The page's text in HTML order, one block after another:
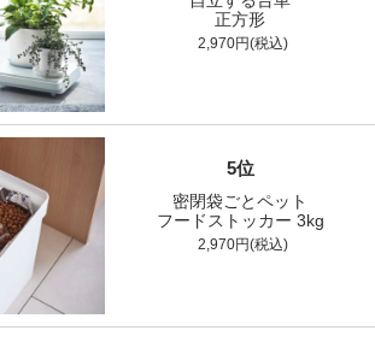
正方形
2,970円(税込)
5位
密閉袋ごとペット
フードストッカー 3kg
2,970円(税込)